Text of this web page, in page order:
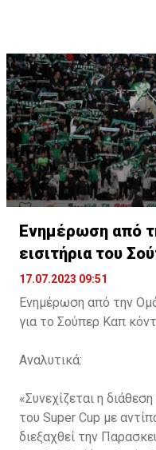
Ενημέρωση από
εισιτήρια του
17.07.2023 09:51
Ενημέρωση από την
για το Σούπερ Καπ
Αναλυτικά:
«Συνεχίζεται η
του Super Cup με
διεξαχθεί την